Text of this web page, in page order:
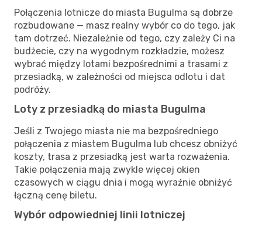
Połączenia lotnicze do miasta Bugulma są dobrze
rozbudowane — masz realny wybór co do tego, jak
tam dotrzeć. Niezależnie od tego, czy zależy Ci na
budżecie, czy na wygodnym rozkładzie, możesz
wybrać między lotami bezpośrednimi a trasami z
przesiadką, w zależności od miejsca odlotu i dat
podróży.
Loty z przesiadką do miasta Bugulma
Jeśli z Twojego miasta nie ma bezpośredniego
połączenia z miastem Bugulma lub chcesz obniżyć
koszty, trasa z przesiadką jest warta rozważenia.
Takie połączenia mają zwykle więcej okien
czasowych w ciągu dnia i mogą wyraźnie obniżyć
łączną cenę biletu.
Wybór odpowiedniej linii lotniczej